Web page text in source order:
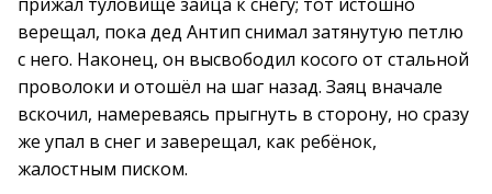
верещал, пока дед Антип снимал затянутую петлю
с него. Наконец, он высвободил косого от стальной
проволоки и отошёл на шаг назад. Заяц вначале
вскочил, намереваясь прыгнуть в сторону, но сразу
же упал в снег и заверещал, как ребёнок,
жалостным писком.